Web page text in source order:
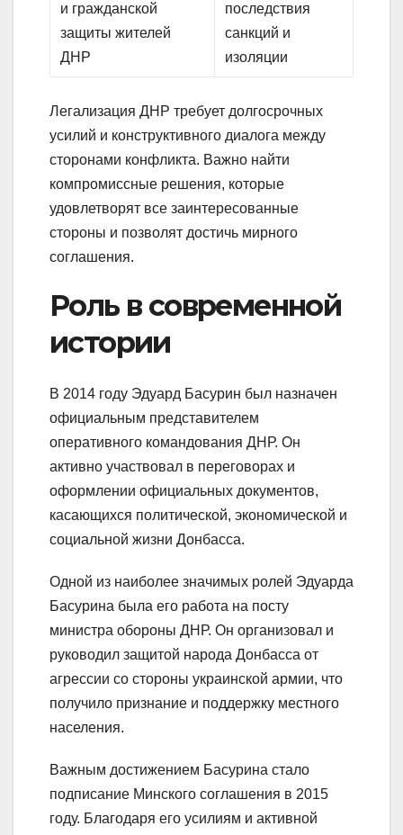
и гражданской
защиты жителей
ДНР
последствия
санкций и
изоляции
Легализация ДНР требует долгосрочных
усилий и конструктивного диалога между
сторонами конфликта. Важно найти
компромиссные решения, которые
удовлетворят все заинтересованные
стороны и позволят достичь мирного
соглашения.
Роль в современной
истории
В 2014 году Эдуард Басурин был назначен
официальным представителем
оперативного командования ДНР. Он
активно участвовал в переговорах и
оформлении официальных документов,
касающихся политической, экономической и
социальной жизни Донбасса.
Одной из наиболее значимых ролей Эдуарда
Басурина была его работа на посту
министра обороны ДНР. Он организовал и
руководил защитой народа Донбасса от
агрессии со стороны украинской армии, что
получило признание и поддержку местного
населения.
Важным достижением Басурина стало
подписание Минского соглашения в 2015
году. Благодаря его усилиям и активной